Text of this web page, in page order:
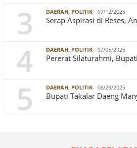
3 DAERAH POLITIK 07/12/2025
Serap Aspirasi di Reses,
4 DAERAH POLITIK 07/05/2025
Pererat Silaturahmi,
5 DAERAH POLITIK 06/29/2025
Bupati Takalar Daeng